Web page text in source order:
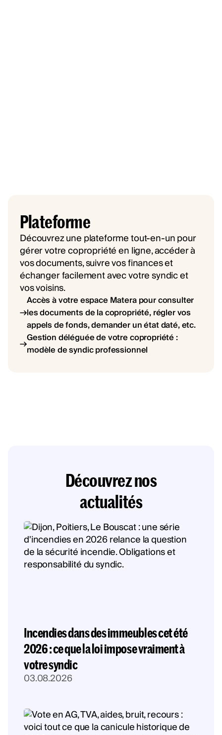
Plateforme
Découvrez une plateforme tout-en-un pour
gérer votre copropriété en ligne, accéder à
vos documents, suivre vos finances et
échanger facilement avec votre syndic et
vos voisins.
Accès à votre espace Matera pour consulter
les documents de la copropriété, régler vos
appels de fonds, demander un état daté, etc.
Gestion déléguée de votre copropriété :
modèle de syndic professionnel
Découvrez nos
actualités
Incendies dans des immeubles cet été
2026 : ce que la loi impose vraiment à
votre syndic
03.08.2026